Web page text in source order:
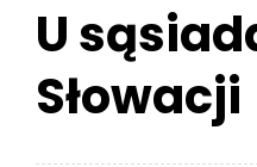
U
Słowacji